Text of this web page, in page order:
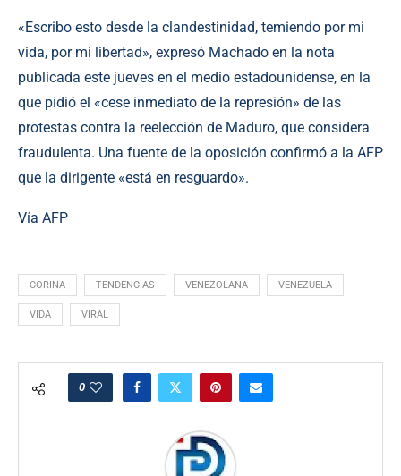
«Escribo esto desde la clandestinidad, temiendo por mi
vida, por mi libertad», expresó Machado en la nota
publicada este jueves en el medio estadounidense, en la
que pidió el «cese inmediato de la represión» de las
protestas contra la reelección de Maduro, que considera
fraudulenta. Una fuente de la oposición confirmó a la AFP
que la dirigente «está en resguardo».
Vía AFP
CORINA TENDENCIAS VENEZOLANA VENEZUELA
VIDA VIRAL
0